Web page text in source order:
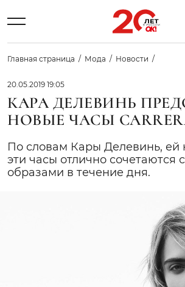
Главная страница Мода Новости
20.05.2019 19:05
КАРА ДЕЛЕВИНЬ
НОВЫЕ ЧАСЫ
По словам Кары Делевинь, ей
эти часы отлично сочетаются
образами в течение дня.